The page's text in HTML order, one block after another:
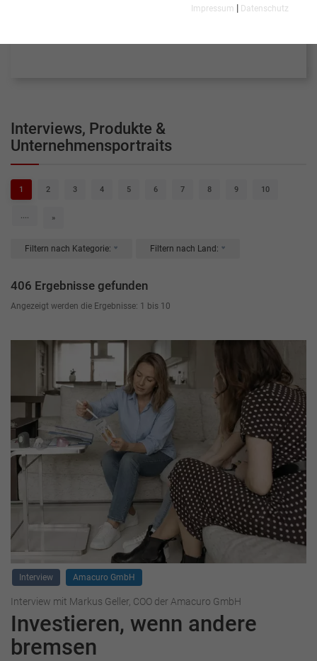
Akutversorgung über Pharmaindustrie und
Interviews, Produkte &
Unternehmensportraits
1 2 3 4 5 6 7 8 9 10
.... »
Filtern nach Kategorie: Filtern nach Land:
406 Ergebnisse gefunden
Angezeigt werden die Ergebnisse: 1 bis 10
Interview Amacuro GmbH
Interview mit Markus Geller, COO der Amacuro GmbH
Investieren, wenn andere
bremsen
Impressum | Datenschutz